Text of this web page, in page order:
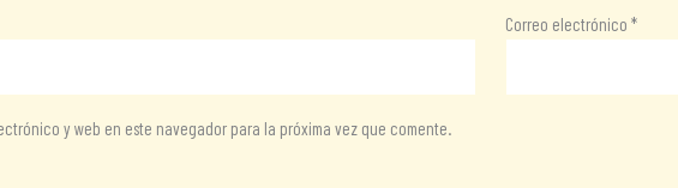
Correo electrónico *
y web en este navegador para la próxima vez que comente.